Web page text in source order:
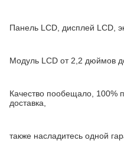
Панель LCD, дисплей LCD,
Модуль LCD от 2,2 дюймов
Качество пообещало, 100%
доставка,
также насладитесь одной